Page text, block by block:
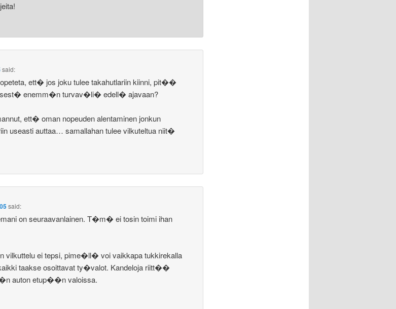
said:
ett� jos joku tulee takahutlariin kiinni, pit��
enemm�n turvav�li� edell� ajavaan?
ett� oman nopeuden alentaminen jonkun
useasti auttaa… samallahan tulee vilkuteltua niit�
said:
on seuraavanlainen. T�m� ei tosin toimi ihan
vilkuttelu ei tepsi, pime�ll� voi vaikkapa tukkirekalla
taakse osoittavat ty�valot. Kandeloja riitt��
auton etup��n valoissa.